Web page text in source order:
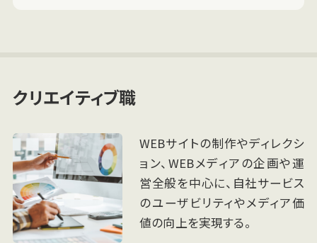
クリエイティブ職
WEBサイトの制作やディレクシ
ョン、WEBメディアの企画や運
営全般を中心に、自社サービス
のユーザビリティやメディア価
値の向上を実現する。